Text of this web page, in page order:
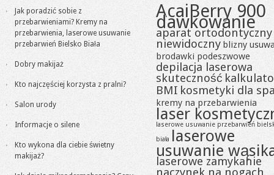
Jak poradzić sobie z
przebarwieniami? Kremy na
przebarwienia, laserowe usuwanie
przebarwień Bielsko Biała
Dobry makijaż
Kto najczęściej korzysta z pralni?
Salon urody
Informacje o silene
Kto wykona dla ciebie świetny
makijaż?
AcaiBerry 900
dawkowanie
aparat ortodontyczny
niewidoczny blizny
brodawki podeszwowe
depilacja laserowa
skuteczność
BMI kosmetyki dla
kremy na przebarwienia
laser
laserowe usuwanie przebarwień
biała laserowe
usuwanie
laserowe zamykanie